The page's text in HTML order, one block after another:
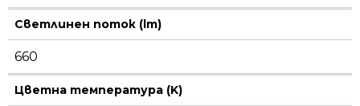
Светлинен поток (lm)
660
Цветна температура (K)